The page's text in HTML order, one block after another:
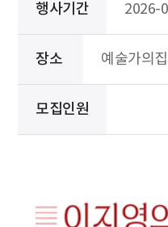
행사기간 2026-
장소 예술가의
모집인원